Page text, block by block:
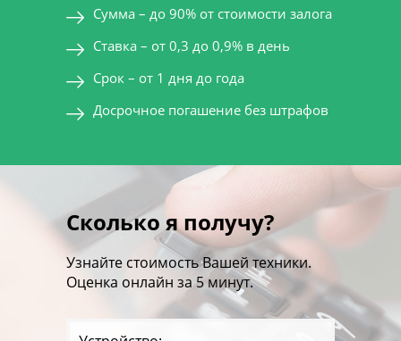
Сумма – до 90% от стоимости залога
Ставка – от 0,3 до 0,9% в день
Срок – от 1 дня до года
Досрочное погашение без штрафов
Сколько я получу?
Узнайте стоимость Вашей техники.
Оценка онлайн за 5 минут.